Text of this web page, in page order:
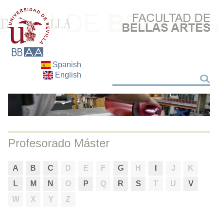
Spanish
English
Buscar
Profesorado Máster
A B C D E F G H J
K
L
M N O P Q R S T U
V
W
X Y Z